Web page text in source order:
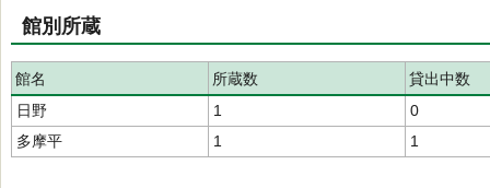
館別所蔵
館名 所蔵数
貸出中数
日野
1
0
多摩平
1 1